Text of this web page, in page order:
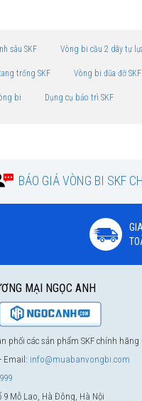
sâu SKF Vòng bi cầu 2 dãy tự
trống SKF Vòng bi đũa đỡ SKF
bi Dụng cụ bảo trì SKF
BÁO GIÁ VÒNG BI SKF
MẠI NGỌC ANH
phối các sản phẩm SKF chính
- Email: info@muabanvongbi.com
9 Mỗ Lao, Hà Đông, Hà Nội